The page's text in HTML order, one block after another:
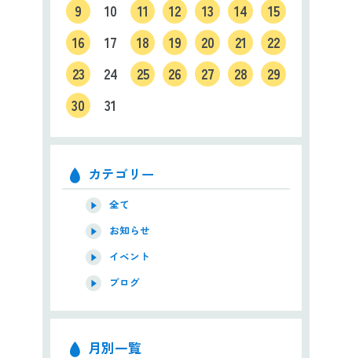
9
10 11 12 13 14
15
16
17 18 19 20 21
22
23
24 25 26 27 28
29
30
31
カテゴリー
全て
お知らせ
イベント
ブログ
月別一覧